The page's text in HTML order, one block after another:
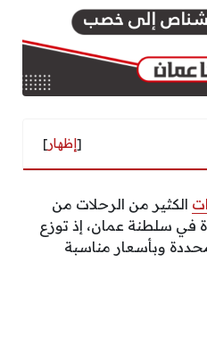
[إظهار]
الكثير من الرحلات من
في سلطنة عمان، إذ توزع
وبأسعار مناسبة